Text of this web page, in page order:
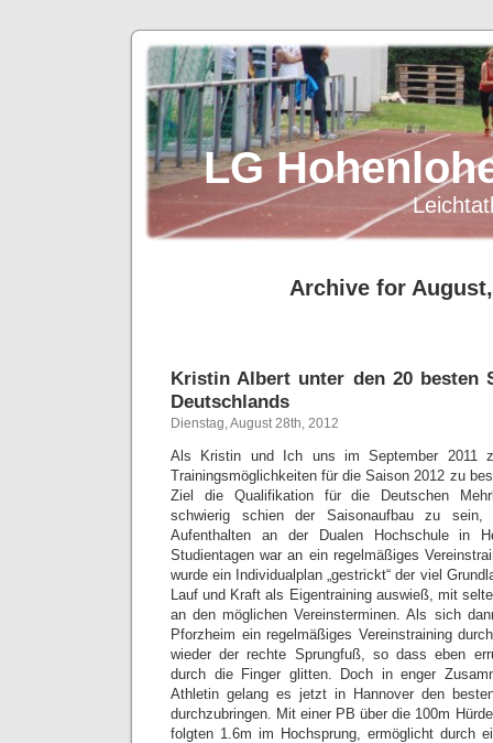
LG
Archive for
Kristin Albert unter den 20 besten
Deutschlands
Dienstag, August 28th, 2012
Als Kristin und Ich uns im September 2011
Trainingsmöglichkeiten für die Saison 2012 zu
Ziel die Qualifikation für die Deutschen
schwierig schien der Saisonaufbau zu sein,
Aufenthalten an der Dualen Hochschule in
Studientagen war an ein regelmäßiges
wurde ein Individualplan „gestrickt“ der viel
Lauf und Kraft als Eigentraining auswieß, mit
an den möglichen Vereinsterminen. Als sich
Pforzheim ein regelmäßiges Vereinstraining
wieder der rechte Sprungfuß, so dass eben
durch die Finger glitten. Doch in enger
Athletin gelang es jetzt in Hannover den
durchzubringen. Mit einer PB über die 100m
folgten 1.6m im Hochsprung, ermöglicht durch